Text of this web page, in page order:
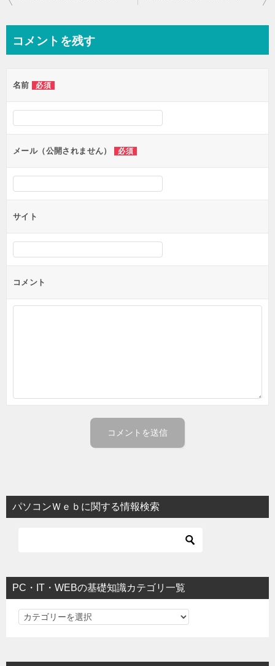
コメントを残す
名前 必須
メール（公開されません） 必須
サイト
コメント
パソコンＷｅｂに関する情報検索
PC・IT・WEBの基礎知識カテゴリ一覧
PC・IT・WEBの基礎知識カテゴリ一覧